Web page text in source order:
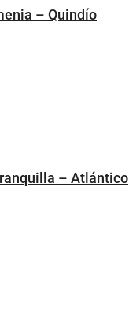
– Quindío
– Atlántico